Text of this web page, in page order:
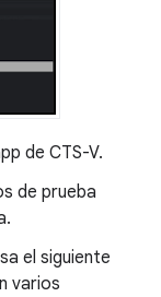
de CTS-V.
de prueba
el siguiente
varios